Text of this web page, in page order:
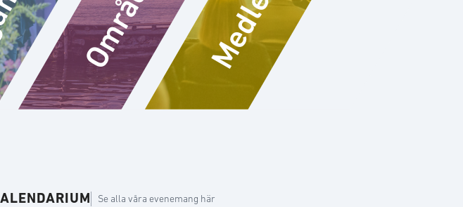
Se alla våra evenemang här